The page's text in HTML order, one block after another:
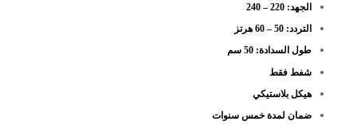
الجهد: 220 – 240
التردد: 50 – 60 هرتز
طول السدادة: 50 سم
شفط فقط
هيكل بلاستيكي
ضمان لمدة خمس سنوات